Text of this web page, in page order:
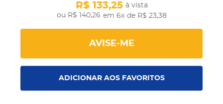
R$ 140,26
R$ 133,25 à vista
em 6x de R$ 23,38
AVISE-ME
ADICIONAR AOS FAVORITOS